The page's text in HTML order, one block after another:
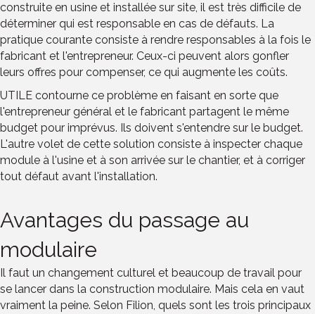
construite en usine et installée sur site, il est très difficile de
déterminer qui est responsable en cas de défauts. La
pratique courante consiste à rendre responsables à la fois le
fabricant et l'entrepreneur. Ceux-ci peuvent alors gonfler
leurs offres pour compenser, ce qui augmente les coûts.
UTILE contourne ce problème en faisant en sorte que
l'entrepreneur général et le fabricant partagent le même
budget pour imprévus. Ils doivent s'entendre sur le budget.
L'autre volet de cette solution consiste à inspecter chaque
module à l'usine et à son arrivée sur le chantier, et à corriger
tout défaut avant l'installation.
Avantages du passage au
modulaire
Il faut un changement culturel et beaucoup de travail pour
se lancer dans la construction modulaire. Mais cela en vaut
vraiment la peine. Selon Filion, quels sont les trois principaux